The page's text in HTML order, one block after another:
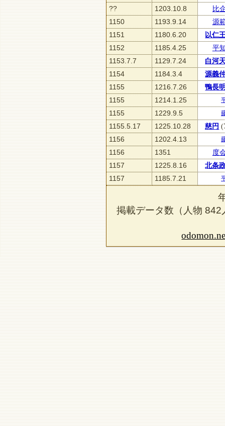
??
1203.10.8
比
1150
1193.9.14
源
1151
1180.6.20
以仁
1152
1185.4.25
平
1153.7.7
1129.7.24
白河
1154
1184.3.4
源義
1155
1216.7.26
鴨長
1155
1214.1.25
1155 1229.9.5
1155.5.17 1225.10.28 慈円
1156
1202.4.13
1156 1351
度
1157
1225.8.16
北条
1157
1185.7.21
掲載データ数（人物842